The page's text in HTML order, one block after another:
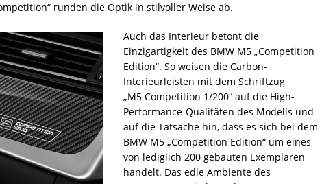
runden die Optik in stilvoller Weise ab.
Auch das Interieur betont die
Einzigartigkeit des BMW M5 „Competition
Edition“. So weisen die Carbon-
Interieurleisten mit dem Schriftzug
„M5 Competition 1/200“ auf die High-
Performance-Qualitäten des Modells und
auf die Tatsache hin, dass es sich bei dem
BMW M5 „Competition Edition“ um eines
von lediglich 200 gebauten Exemplaren
handelt. Das edle Ambiente des